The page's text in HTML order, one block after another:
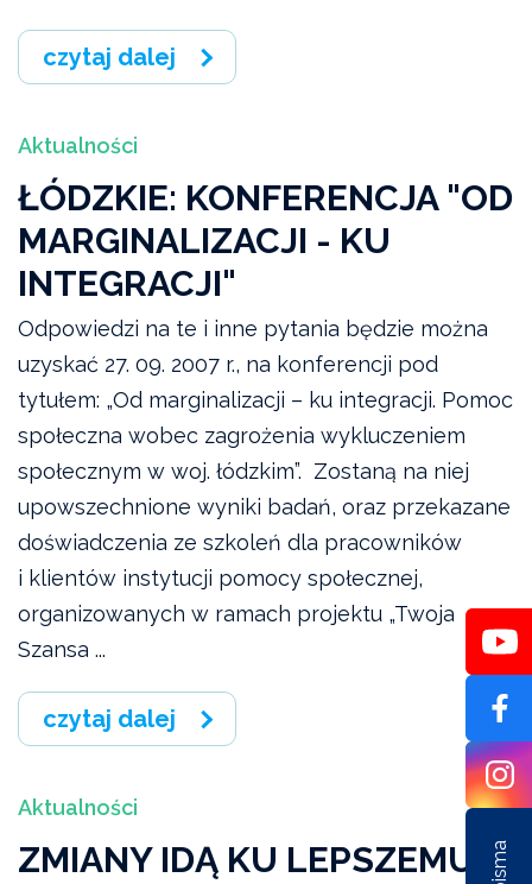
czytaj dalej
Aktualności
ŁÓDZKIE: KONFERENCJA "OD
MARGINALIZACJI - KU
INTEGRACJI"
Odpowiedzi na te i inne pytania będzie można
uzyskać 27. 09. 2007 r., na konferencji pod
tytułem: „Od marginalizacji – ku integracji. Pomoc
społeczna wobec zagrożenia wykluczeniem
społecznym w woj. łódzkim”. Zostaną na niej
upowszechnione wyniki badań, oraz przekazane
doświadczenia ze szkoleń dla pracowników
i klientów instytucji pomocy społecznej,
organizowanych w ramach projektu „Twoja
Szansa ...
czytaj dalej
Aktualności
ZMIANY IDĄ KU LEPSZEMU,